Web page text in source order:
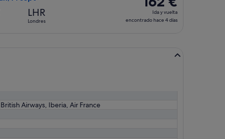
6 días
LHR
Londres
Ida
y
Ida y vuelta
encontrado hace 4 días
Airways, Iberia, Air France